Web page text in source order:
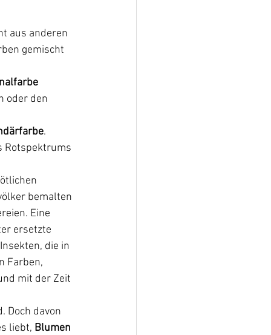
aus anderen
gemischt
oder den
.
Rotspektrums
bemalten
Eine
ersetzte
die in
Farben,
mit der Zeit
Doch davon
liebt, Blumen